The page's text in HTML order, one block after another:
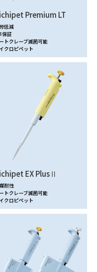
Premium LT
低減
保証
トクレーブ滅菌可能
クロピペット
EX PlusⅡ
耐性
トクレーブ滅菌可能
クロピペット